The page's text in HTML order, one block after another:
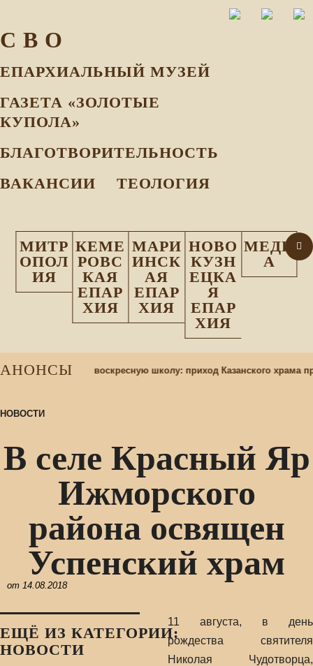
С В О
ЕПАРХИАЛЬНЫЙ МУЗEЙ
ГАЗЕТА «ЗОЛОТЫЕ
КУПОЛА»
БЛАГОТВОРИТЕЛЬНОСТЬ
ВАКАНСИИ
ТЕОЛОГИЯ
МИТР
ОПОЛ
ИЯ
КЕМЕ
РОВС
КАЯ
ЕПАР
ХИЯ
МАРИ
ИНСК
АЯ
ЕПАР
ХИЯ
НОВО
КУЗН
ЕЦКА
Я
ЕПАР
ХИЯ
МЕДИ
А
АНОНСЫ
Набор учащихся в воскресную школу: приход Казанского храма
НОВОСТИ
В селе Красный Яр
Ижморского
района освящен
Успенский храм
от 14.08.2018
ЕЩЁ ИЗ КАТЕГОРИИ:
НОВОСТИ
11 августа, в день
рождества святителя
Николая Чудотворца,